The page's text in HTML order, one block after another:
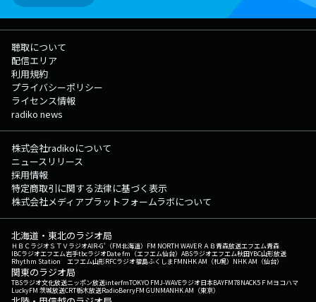
聴取について
配信エリア
利用規約
プライバシーポリシー
ライセンス情報
radiko news
株式会社radikoについて
ニュースリリース
採用情報
特定商取引に関する法律に基づく表示
株式会社メディアプラットフォームラボについて
北海道・東北のラジオ局
ＨＢＣラジオＳＴＶラジオAIR-G'（FM北海道） FM NORTH WAVEＲＡＢ青森放送エフエム青森
IBCラジオエフエム岩手tbcラジオDate fm（エフエム仙台） ABSラジオエフエム秋田YBC山形放送
Rhythm Station エフエム山形RFCラジオ福島ふくしまFMNHK AM（札幌） NHK AM（仙台）
関東のラジオ局
TBSラジオ文化放送ニッポン放送interfmTOKYO FMJ-WAVEラジオ日本BAYFM78NACK5 ＦＭヨコハマ
LuckyFM 茨城放送CRT栃木放送RadioBerryFM GUNMANHK AM（東京）